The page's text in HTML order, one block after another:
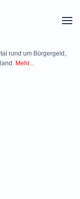
rund um Bürgergeld,
Mehr...